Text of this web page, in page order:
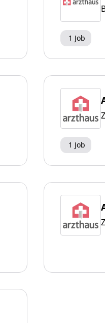
1 Job
1 Job